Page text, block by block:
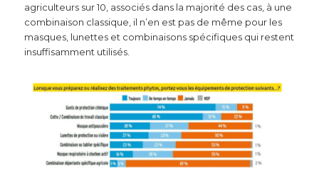
agriculteurs sur 10, associés dans la majorité des cas, à une
combinaison classique, il n’en est pas de même pour les
masques, lunettes et combinaisons spécifiques qui restent
insuffisamment utilisés.